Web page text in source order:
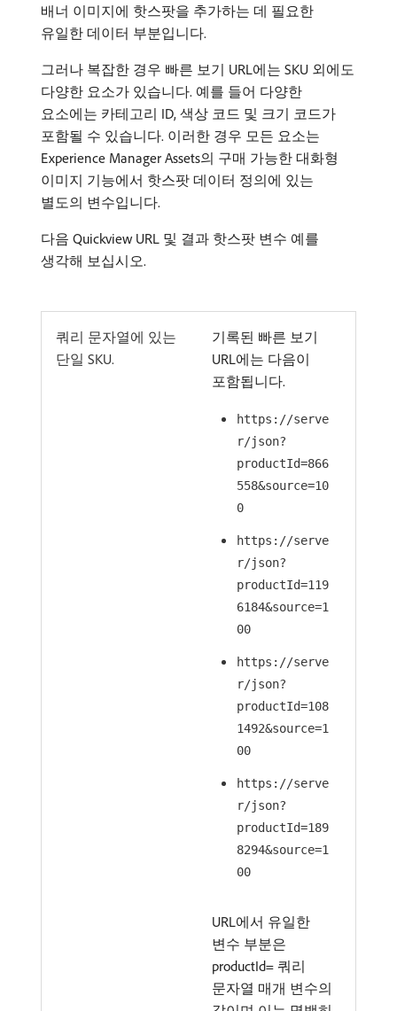
배너 이미지에 핫스팟을 추가하는 데 필요한
유일한 데이터 부분입니다.
그러나 복잡한 경우 빠른 보기 URL에는 SKU 외에도
다양한 요소가 있습니다. 예를 들어 다양한
요소에는 카테고리 ID, 색상 코드 및 크기 코드가
포함될 수 있습니다. 이러한 경우 모든 요소는
Experience Manager Assets의 구매 가능한 대화형
이미지 기능에서 핫스팟 데이터 정의에 있는
별도의 변수입니다.
다음 Quickview URL 및 결과 핫스팟 변수 예를
생각해 보십시오.
쿼리 문자열에 있는
단일 SKU.
기록된 빠른 보기
URL에는 다음이
포함됩니다.
https://serve
r/json?
productId=866
558&source=10
0
https://serve
r/json?
productId=119
6184&source=1
00
https://serve
r/json?
productId=108
1492&source=1
00
https://serve
r/json?
productId=189
8294&source=1
00
URL에서 유일한
변수 부분은
productId= 쿼리
문자열 매개 변수의